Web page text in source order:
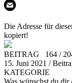
Die Adresse für
kopiert!
BEITRAG 164 /
15. Juni 2021 /
KATEGORIE
Was wünschst du dir